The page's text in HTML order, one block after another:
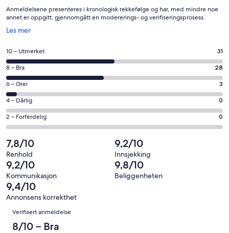
Anmeldelsene presenteres i kronologisk rekkefølge og har, med mindre noe
annet er oppgitt, gjennomgått en modererings- og verifiseringsprosess.
Les mer
Åpnes
et
vindu
Rangering
på
10
−
Utmerket.
31
av
totalt
62
anmeldelser.
10 – Utmerket 31
Rangering
på
8
−
Bra.
28
av
totalt
62
anmeldelser.
8 – Bra 28
Rangering
på
6
−
Grei.
3
av
totalt
62
anmeldelser.
6 – Grei 3
Rangering
på
4
Dårlig.
0
av
totalt
62
anmeldelser.
4 – Dårlig 0
Rangering
på
2
−
Forferdelig.
0
av
totalt
62
anmeldelser.
2 – Forferdelig 0
7,8/10
Renhold
9,2/10
Innsjekking
9,2/10
Kommunikasjon
9,8/10
Beliggenheten
9,4/10
Annonsens korrekthet
Anmeldelser
Verifisert anmeldelse
8/10 – Bra